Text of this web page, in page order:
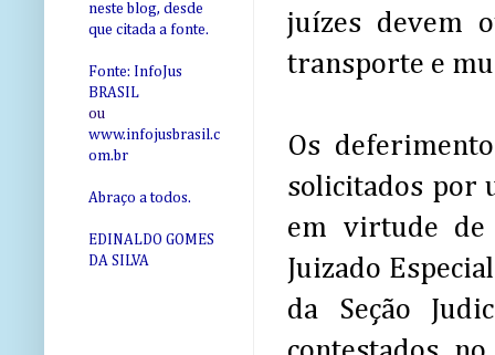
juízes devem
transporte e
Os
solicitados por
em virtude de
Juizado
da Seção
neste blog, desde
que citada a fonte.
Fonte: InfoJus
BRASIL
ou
www.infojusbrasil.c
om.br
Abraço a todos.
EDINALDO GOMES
DA SILVA